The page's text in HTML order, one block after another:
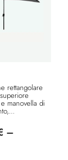
rettangolare
manovella di
–